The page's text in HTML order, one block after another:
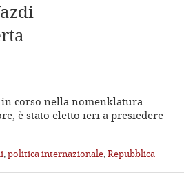
corso nella nomenklatura
è stato eletto ieri a presiedere
,politica internazionale,Repubblica